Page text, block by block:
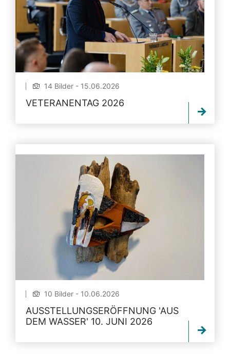
14 Bilder - 15.06.2026
VETERANENTAG 2026
10 Bilder - 10.06.2026
AUSSTELLUNGSERÖFFNUNG 'AUS
DEM WASSER' 10. JUNI 2026